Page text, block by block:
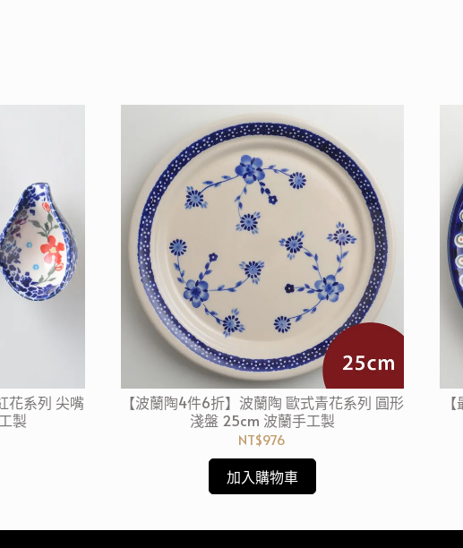
花系列 尖嘴
製
【波蘭陶4件6折】波蘭陶 歐式青花系列 圓形
淺盤 25cm 波蘭手工製
NT$976
加入購物車